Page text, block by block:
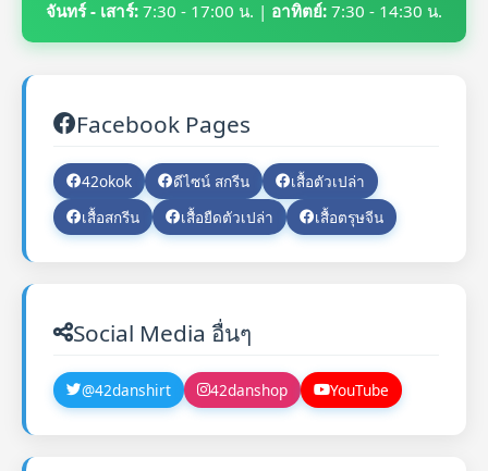
จันทร์ - เสาร์: 7:30 - 17:00 น. | อาทิตย์: 7:30 - 14:30 น.
Facebook Pages
42okok ดีไซน์ สกรีน
เสื้อตัวเปล่า
เสื้อสกรีน
เสื้อยืดตัวเปล่า เสื้อตรุษจีน
Social Media อื่นๆ
@42danshirt 42danshop YouTube